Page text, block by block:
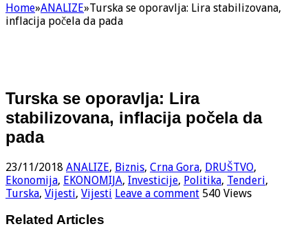
Home»ANALIZE»Turska se oporavlja: Lira stabilizovana,
inflacija počela da pada
Turska se oporavlja: Lira
stabilizovana, inflacija počela da
pada
23/11/2018 ANALIZE, Biznis, Crna Gora, DRUŠTVO,
Ekonomija, EKONOMIJA, Investicije, Politika, Tenderi,
Turska, Vijesti, Vijesti Leave a comment 540 Views
Related Articles